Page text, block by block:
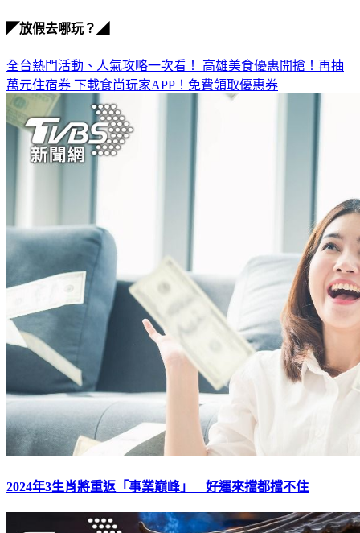
◤放假去哪玩？◢
全台熱門活動、人氣攻略一次看！ 高雄美食優惠開搶！再抽
萬元住宿券 下載食尚玩家APP！免費領取優惠券
2024年3生肖將重返「事業巔峰」 好運來擋都擋不住